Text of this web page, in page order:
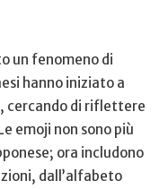
un⁤ fenomeno di
hanno iniziato a
cercando di riflettere
emoji non sono più
ora includono
dall’alfabeto